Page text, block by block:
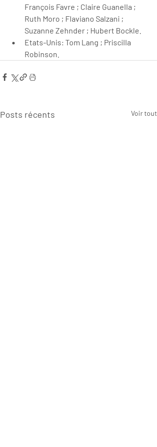
François Favre ; Claire Guanella ;
Ruth Moro ; Flaviano Salzani ;
Suzanne Zehnder ; Hubert Bockle.
Etats-Unis: Tom Lang ; Priscilla
Robinson.
Posts récents Voir tout